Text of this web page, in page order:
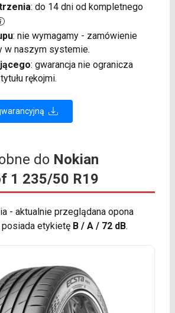
: do 14 dni od kompletnego
: nie wymagamy - zamówienie
w naszym systemie.
: gwarancja nie ogranicza
rękojmi.
do Nokian
1 235/50 R19
- aktualnie przeglądana opona
etykietę B / A / 72 dB.